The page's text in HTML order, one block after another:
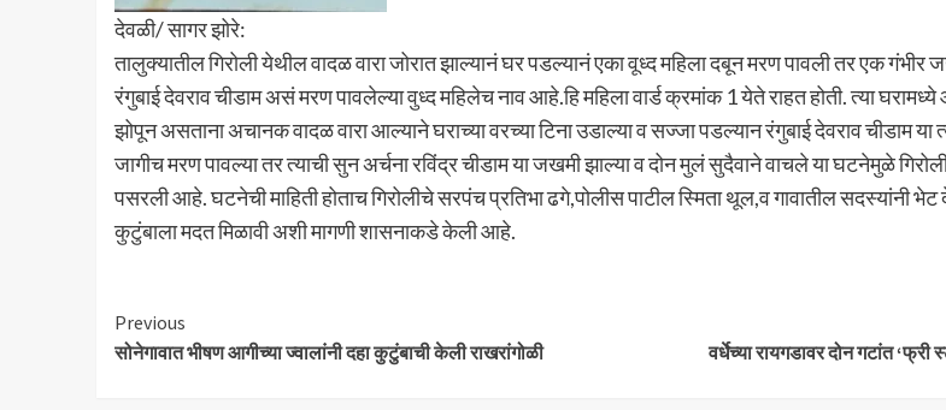
देवळी/ सागर झोरे:
तालुक्यातील गिरोली येथील वादळ वारा जोरात झाल्यानं घर पडल्यानं एका वूध्द महिला दबून मरण पावली तर एक
रंगुबाई देवराव चीडाम असं मरण पावलेल्या वुध्द महिलेच नाव आहे.हि महिला वार्ड क्रमांक 1 येते राहत होती. त्या
झोपून असताना अचानक वादळ वारा आल्याने घराच्या वरच्या टिना उडाल्या व सज्जा पडल्यान रंगुबाई देवराव चीडाम या
जागीच मरण पावल्या तर त्याची सुन अर्चना रविंद्र चीडाम या जखमी झाल्या व दोन मुलं सुदैवाने वाचले या घटनेमुळे
पसरली आहे. घटनेची माहिती होताच गिरोलीचे सरपंच प्रतिभा ढगे,पोलीस पाटील स्मिता थूल,व गावातील सदस्यांनी भेट
कुटुंबाला मदत मिळावी अशी मागणी शासनाकडे केली आहे.
Continue
Reading
Previous
सोनेगावात भीषण आगीच्या ज्वालांनी दहा कुटुंबाची केली राखरांगोळी
वर्धेच्या रायगडावर दोन गटांत